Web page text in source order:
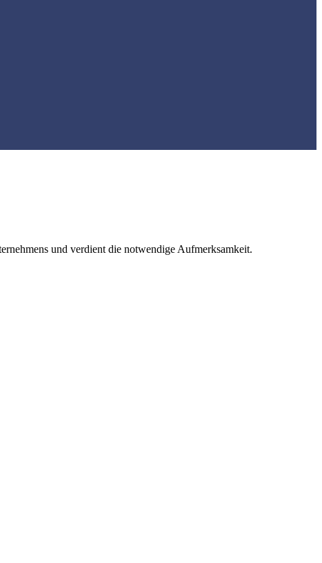
und verdient die notwendige Aufmerksamkeit.